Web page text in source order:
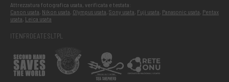
Attrezzatura fotografica usata, verificata e testata:
Canon usata, Nikon usata, Olympus usata, Sony usata, Fuji usata, Panasonic usata, Pentax
usata, Leica usata
ITENFRDEATESLTPL